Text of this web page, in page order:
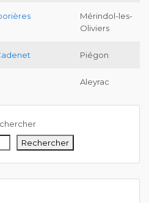
Mérindol-les-
Oliviers
Piégon
Aleyrac
Rechercher